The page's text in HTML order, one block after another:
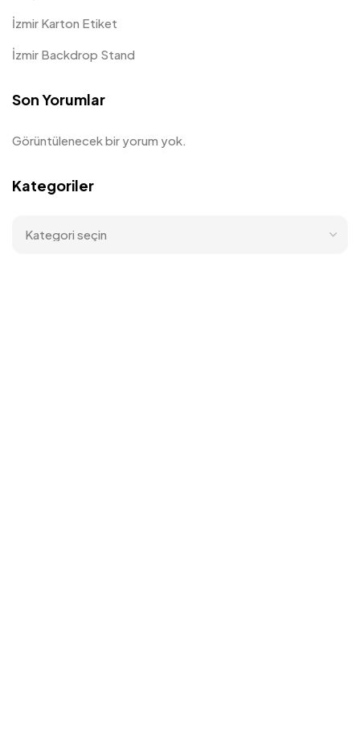
İzmir Karton Etiket
İzmir Backdrop Stand
Son Yorumlar
Görüntülenecek bir yorum yok.
Kategoriler